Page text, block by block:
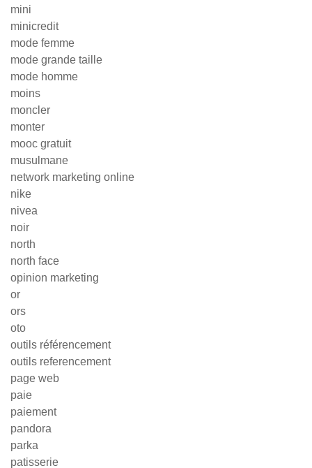
mini
minicredit
mode femme
mode grande taille
mode homme
moins
moncler
monter
mooc gratuit
musulmane
network marketing online
nike
nivea
noir
north
north face
opinion marketing
or
ors
oto
outils référencement
outils referencement
page web
paie
paiement
pandora
parka
patisserie